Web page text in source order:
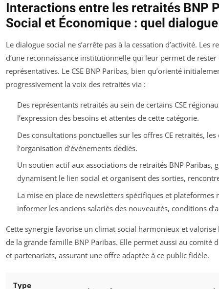
Interactions entre les retraités BNP
Social et Économique : quel
Le dialogue social ne s’arrête pas à la cessation d’activité. Les
d’une reconnaissance institutionnelle qui leur permet de rester
représentatives. Le CSE BNP Paribas, bien qu’orienté
progressivement la voix des retraités via :
Des représentants retraités au sein de certains CSE
l’expression des besoins et attentes de cette catégorie.
Des consultations ponctuelles sur les offres CE retraités,
l’organisation d’événements dédiés.
Un soutien actif aux associations de retraités BNP
dynamisent le lien social et organisent des sorties,
La mise en place de newsletters spécifiques et plateformes
informer les anciens salariés des nouveautés, conditions
Cette synergie favorise un climat social harmonieux et valorise
de la grande famille BNP Paribas. Elle permet aussi au comité
et partenariats, assurant une offre adaptée à ce public fidèle.
Type